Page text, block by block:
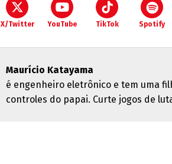
X/Twitter YouTube TikTok Spotify
Maurício Katayama
é engenheiro eletrônico e tem uma
controles do papai. Curte jogos de